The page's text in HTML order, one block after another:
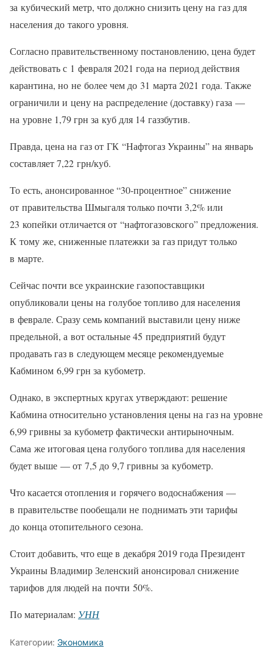
за кубический метр, что должно снизить цену на газ для
населения до такого уровня.
Согласно правительственному постановлению, цена будет
действовать с 1 февраля 2021 года на период действия
карантина, но не более чем до 31 марта 2021 года. Также
ограничили и цену на распределение (доставку) газа —
на уровне 1,79 грн за куб для 14 газзбутив.
Правда, цена на газ от ГК “Нафтогаз Украины” на январь
составляет 7,22 грн/куб.
То есть, анонсированное “30-процентное” снижение
от правительства Шмыгаля только почти 3,2% или
23 копейки отличается от “нафтогазовского” предложения.
К тому же, сниженные платежки за газ придут только
в марте.
Сейчас почти все украинские газопоставщики
опубликовали цены на голубое топливо для населения
в феврале. Сразу семь компаний выставили цену ниже
предельной, а вот остальные 45 предприятий будут
продавать газ в следующем месяце рекомендуемые
Кабмином 6,99 грн за кубометр.
Однако, в экспертных кругах утверждают: решение
Кабмина относительно установления цены на газ на уровне
6,99 гривны за кубометр фактически антирыночным.
Сама же итоговая цена голубого топлива для населения
будет выше — от 7,5 до 9,7 гривны за кубометр.
Что касается отопления и горячего водоснабжения —
в правительстве пообещали не поднимать эти тарифы
до конца отопительного сезона.
Стоит добавить, что еще в декабря 2019 года Президент
Украины Владимир Зеленский анонсировал снижение
тарифов для людей на почти 50%.
По материалам: УНН
Категории: Экономика